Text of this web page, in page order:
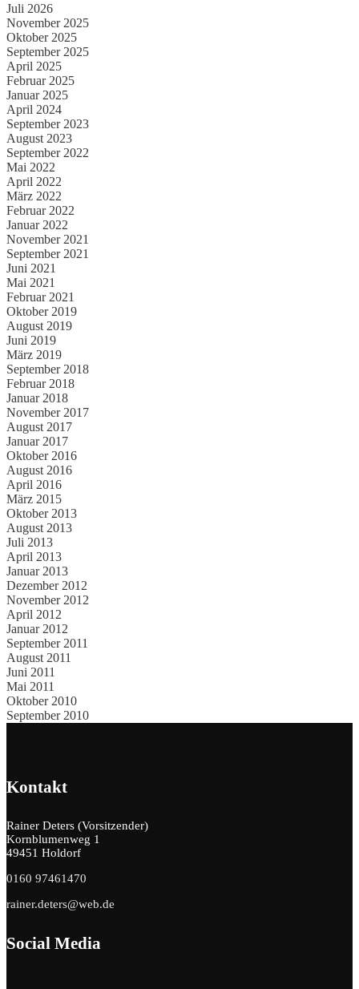
Juli 2026
November 2025
Oktober 2025
September 2025
April 2025
Februar 2025
Januar 2025
April 2024
September 2023
August 2023
September 2022
Mai 2022
April 2022
März 2022
Februar 2022
Januar 2022
November 2021
September 2021
Juni 2021
Mai 2021
Februar 2021
Oktober 2019
August 2019
Juni 2019
März 2019
September 2018
Februar 2018
Januar 2018
November 2017
August 2017
Januar 2017
Oktober 2016
August 2016
April 2016
März 2015
Oktober 2013
August 2013
Juli 2013
April 2013
Januar 2013
Dezember 2012
November 2012
April 2012
Januar 2012
September 2011
August 2011
Juni 2011
Mai 2011
Oktober 2010
September 2010
Kontakt
Rainer Deters (Vorsitzender)
Kornblumenweg 1
49451 Holdorf
0160 97461470
rainer.deters@web.de
Social Media